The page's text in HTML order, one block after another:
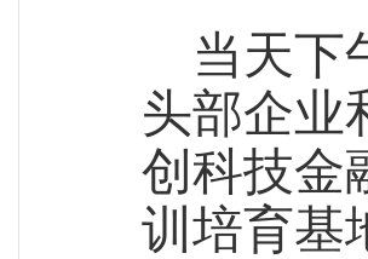
当天下
头部企业
创科技金
训培育基